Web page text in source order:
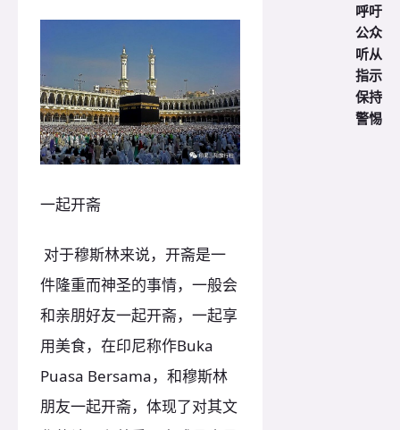
一起开斋
对于穆斯林来说，开斋是一
件隆重而神圣的事情，一般会
和亲朋好友一起开斋，一起享
用美食，在印尼称作Buka
Puasa Bersama，和穆斯林
朋友一起开斋，体现了对其文
呼吁
公众
听从
指示
保持
警惕